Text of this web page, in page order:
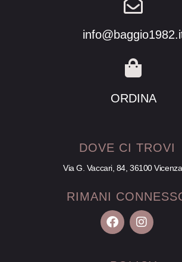
ORDINA
DOVE CI TROVI
Via G. Vaccari, 84, 36100
RIMANI